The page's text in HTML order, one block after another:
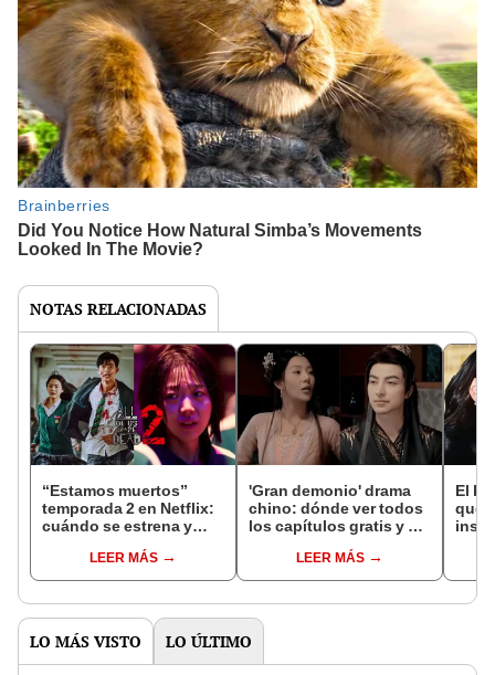
NOTAS RELACIONADAS
“Estamos muertos”
temporada 2 en Netflix:
cuándo se estrena y
temporadaLEER MÁS
'Gran demonio' drama
chino: dónde ver todos
los capítulos gratis y en
LEER MÁS
El k-
que
LO MÁS VISTO LO ÚLTIMO